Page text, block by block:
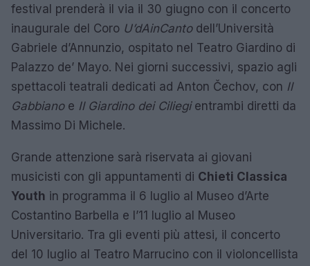
festival prenderà il via il 30 giugno con il concerto
inaugurale del Coro U’dAinCantodell’Università
Gabriele d’Annunzio, ospitato nel Teatro Giardino di
Palazzo de’ Mayo. Nei giorni successivi, spazio agli
spettacoli teatrali dedicati ad Anton Čechov, con Il
Gabbianoe Il Giardino dei Ciliegientrambi diretti da
Massimo Di Michele.
Grande attenzione sarà riservata ai giovani
musicisti con gli appuntamenti di Chieti Classica
Youth in programma il 6 luglio al Museo d’Arte
Costantino Barbella e l’11 luglio al Museo
Universitario. Tra gli eventi più attesi, il concerto
del 10 luglio al Teatro Marrucino con il violoncellista